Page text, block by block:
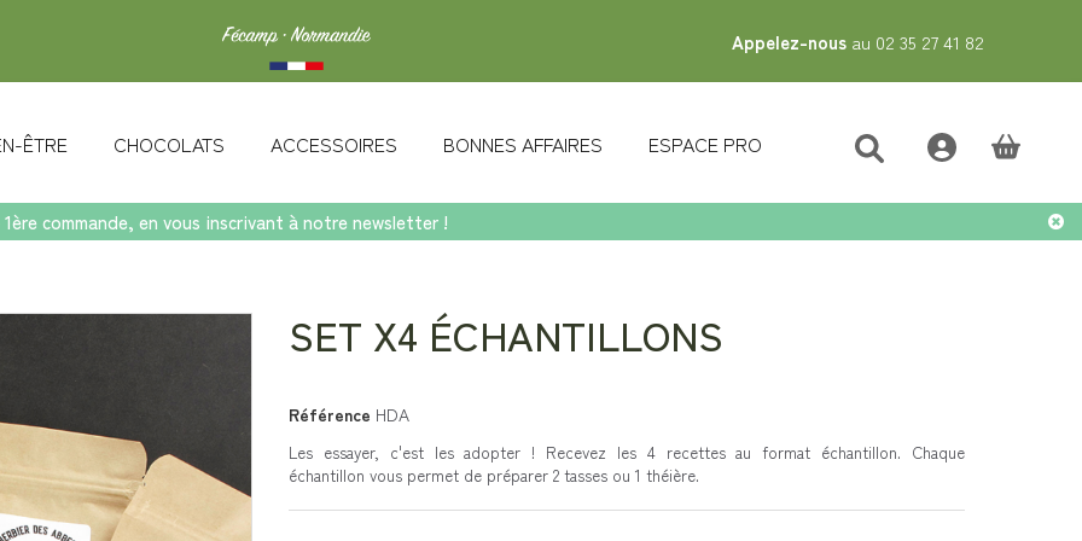
Appelez-nous au 02 35 27 41 82
ÊTRE CHOCOLATS ACCESSOIRES BONNES AFFAIRES ESPACE PRO
commande, en vous inscrivant à notre newsletter !
SET X4 ÉCHANTILLONS
Référence HDA
Les essayer, c'est les adopter ! Recevez les 4 recettes au format échantillon. Chaque
échantillon vous permet de préparer 2 tasses ou 1 théière.